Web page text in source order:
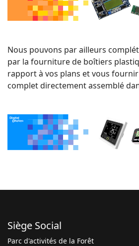
Nous pouvons par ailleurs
par la fourniture de boîtiers
rapport à vos plans et vous
complet directement assemblé
Siège Social
Parc d'activités de la Forêt